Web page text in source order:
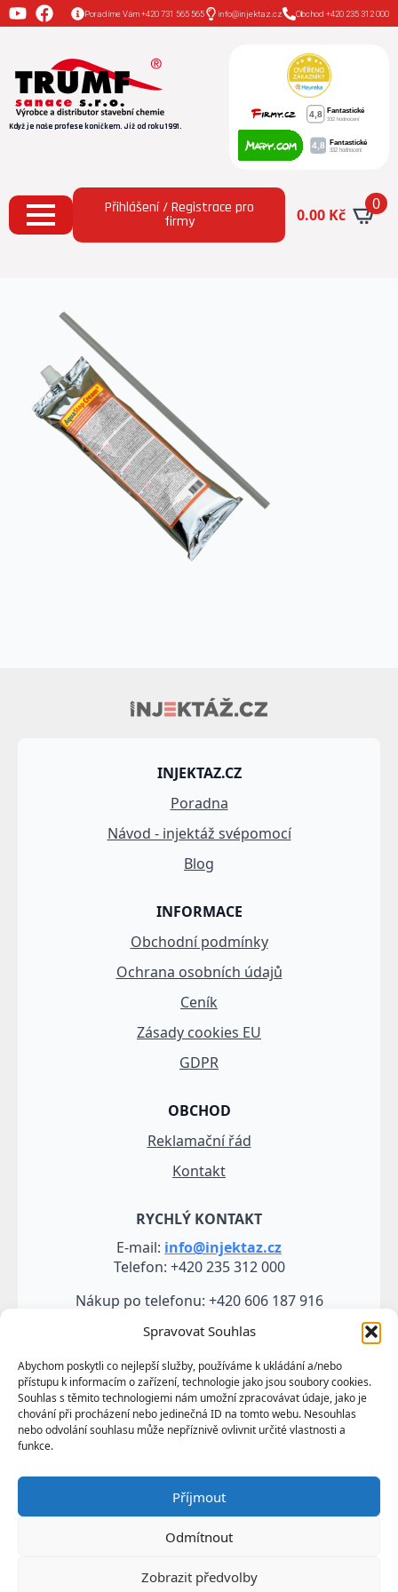
Spravovat Souhlas
Abychom poskytli co nejlepší služby, používáme k ukládání a/nebo
přístupu k informacím o zařízení, technologie jako jsou soubory cookies.
Souhlas s těmito technologiemi nám umožní zpracovávat údaje, jako je
chování při procházení nebo jedinečná ID na tomto webu. Nesouhlas
nebo odvolání souhlasu může nepříznivě ovlivnit určité vlastnosti a
funkce.
Příjmout
Odmítnout
Zobrazit předvolby
Poradíme Vám +420 731 565 565 info@injektaz.cz Obchod +420 235 312 000
Když je naše profese koníčkem. Již od roku 1991.
Přihlášení / Registrace pro
firmy 0.00 Kč
0
INJEKTAZ.CZ
Poradna
Návod - injektáž svépomocí
Blog
INFORMACE
Obchodní podmínky
Ochrana osobních údajů
Ceník
Zásady cookies EU
GDPR
OBCHOD
Reklamační řád
Kontakt
RYCHLÝ KONTAKT
E-mail: info@injektaz.cz
Telefon: +420 235 312 000
Nákup po telefonu: +420 606 187 916
Veškeré údaje, zejména texty a fotografie uvedené na
těchto webových stránkách jsou výtvorem a
vlastnictvím společnosti TRUMF sanace s.r.o.
představují její know-how a jako takové požívají
upravujících duševní vlastnictví.